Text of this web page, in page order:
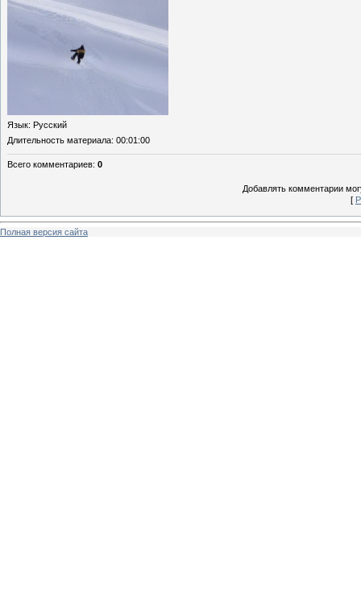
Язык: Русский
Длительность материала: 00:01:00
Всего комментариев: 0
Добавлять комментарии
[
Полная версия сайта